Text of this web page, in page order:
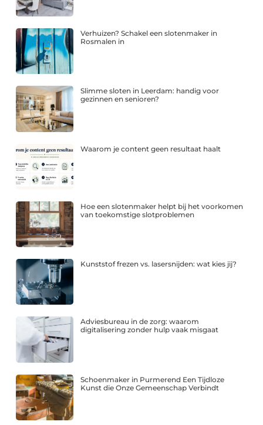
Verhuizen? Schakel een slotenmaker in
Rosmalen in
Slimme sloten in Leerdam: handig voor
gezinnen en senioren?
Waarom je content geen resultaat haalt
Hoe een slotenmaker helpt bij het voorkomen
van toekomstige slotproblemen
Kunststof frezen vs. lasersnijden: wat kies jij?
Adviesbureau in de zorg: waarom
digitalisering zonder hulp vaak misgaat
Schoenmaker in Purmerend Een Tijdloze
Kunst die Onze Gemeenschap Verbindt